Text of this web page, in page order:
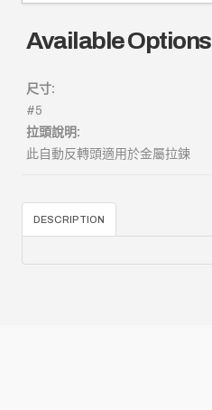
Available Options
尺寸:
#5
拉頭說明:
此自動反轉頭適用於金屬拉鍊
DESCRIPTION